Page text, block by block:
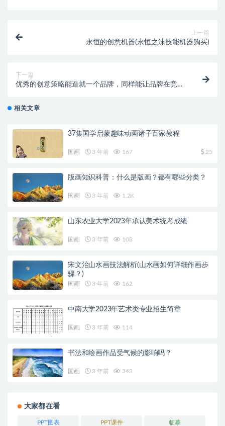
上一篇
永恒的创意机器(永恒之沫技能机器购买)
下一篇
优秀的创意策略能造就一个品牌，同样能让品牌在竞争
相关文章
37集国学启蒙趣味动画诸子百家教程
国画 3 年前 167 25
版画知识科普：什么是版画？都有哪些分类？
国画 3 年前 1.2K
山东农业大学2023年承认美术统考成绩
国画 3 年前 108
宋文治山水画技法解析(山水画如何详细作画步
骤？)
国画 3 年前 162
中南大学2023年艺术类专业招生简章
国画 3 年前 114
书法和绘画作品受气候的影响吗？
国画 3 年前 343
大家都在看
PPT图表 PPT课件 临摹